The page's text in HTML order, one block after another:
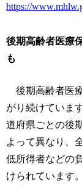
https://
後期高齢者医療
も
後期高齢者医
がり続けていま
道府県ごとの後
よって異なり、
低所得者などの
けられています。